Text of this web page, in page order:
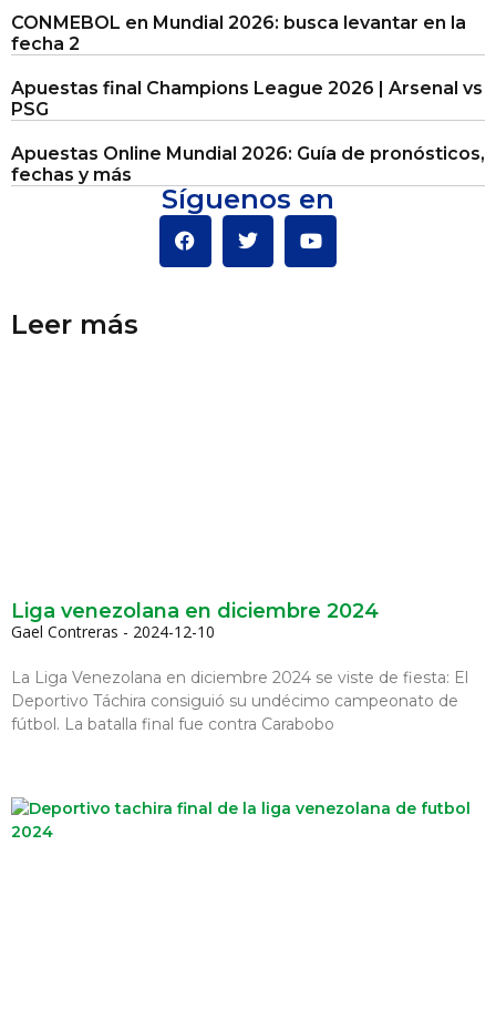
CONMEBOL en Mundial 2026: busca levantar en la
fecha 2
Apuestas final Champions League 2026 | Arsenal vs
PSG
Apuestas Online Mundial 2026: Guía de pronósticos,
fechas y más
Síguenos en
Leer más
Liga venezolana en diciembre 2024
Gael Contreras 2024-12-10
La Liga Venezolana en diciembre 2024 se viste de fiesta: El
Deportivo Táchira consiguió su undécimo campeonato de
fútbol. La batalla final fue contra Carabobo